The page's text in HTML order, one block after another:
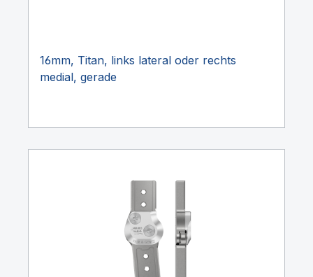
16mm, Titan, links lateral oder rechts
medial, gerade